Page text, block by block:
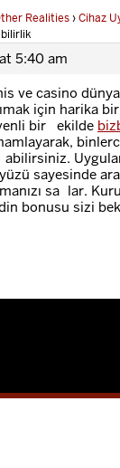
Realities›Cihaz
5:40 am
ve casino
için harika
bir şekilde
sayesinde
sağlar.
bonusu sizi